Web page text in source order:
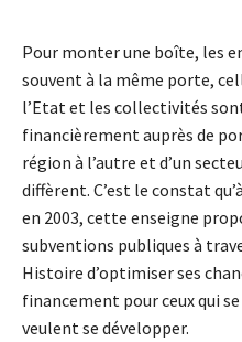
Pour monter une boîte, les
souvent à la même porte,
l’Etat et les collectivités
financièrement auprès de
région à l’autre et d’un
diffèrent. C’est le constat
en 2003, cette enseigne
subventions publiques à
Histoire d’optimiser ses
financement pour ceux qui
veulent se développer.